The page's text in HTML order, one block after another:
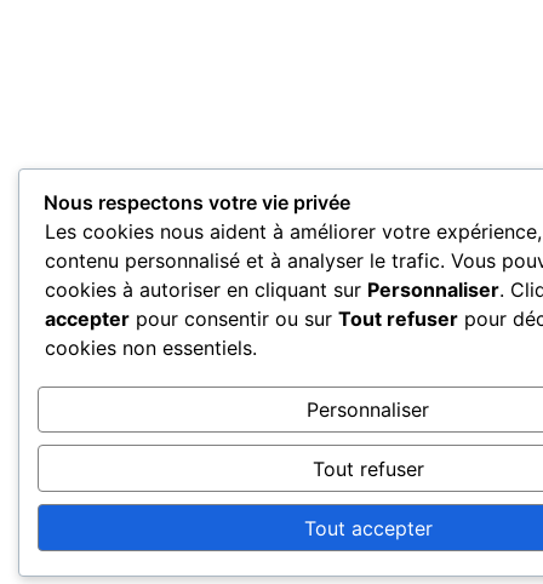
Nous respectons votre vie privée
Les cookies nous aident à améliorer votre
contenu personnalisé et à analyser le trafic. Vous
cookies à autoriser en cliquant sur Personnaliser.
accepter pour consentir ou sur Tout refuser pour
cookies non essentiels.
Personnaliser
Tout refuser
Tout accepter